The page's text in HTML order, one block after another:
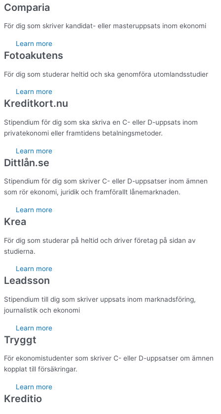
Comparia
För dig som skriver kandidat- eller masteruppsats inom ekonomi
Learn more
Fotoakutens
För dig som studerar heltid och ska genomföra utomlandsstudier
Learn more
Kreditkort.nu
Stipendium för dig som ska skriva en C- eller D-uppsats inom
privatekonomi eller framtidens betalningsmetoder.
Learn more
Dittlån.se
Stipendium för dig som skriver C- eller D-uppsatser inom ämnen
som rör ekonomi, juridik och framförallt lånemarknaden.
Learn more
Krea
För dig som studerar på heltid och driver företag på sidan av
studierna.
Learn more
Leadsson
Stipendium till dig som skriver uppsats inom marknadsföring,
journalistik och ekonomi
Learn more
Tryggt
För ekonomistudenter som skriver C- eller D-uppsatser om ämnen
kopplat till försäkringar.
Learn more
Kreditio